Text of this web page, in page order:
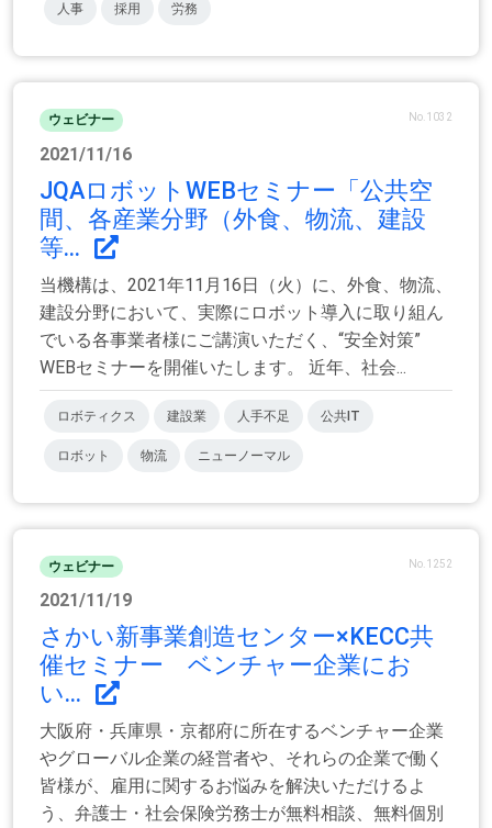
人事 採用 労務
ウェビナー No.1032
2021/11/16
JQAロボットWEBセミナー「公共空
間、各産業分野（外食、物流、建設
等...
当機構は、2021年11月16日（火）に、外食、物流、
建設分野において、実際にロボット導入に取り組ん
でいる各事業者様にご講演いただく、“安全対策”
WEBセミナーを開催いたします。 近年、社会...
ロボティクス 建設業 人手不足 公共IT
ロボット 物流 ニューノーマル
ウェビナー No.1252
2021/11/19
さかい新事業創造センター×KECC共
催セミナー ベンチャー企業にお
い...
大阪府・兵庫県・京都府に所在するベンチャー企業
やグローバル企業の経営者や、それらの企業で働く
皆様が、雇用に関するお悩みを解決いただけるよ
う、弁護士・社会保険労務士が無料相談、無料個別